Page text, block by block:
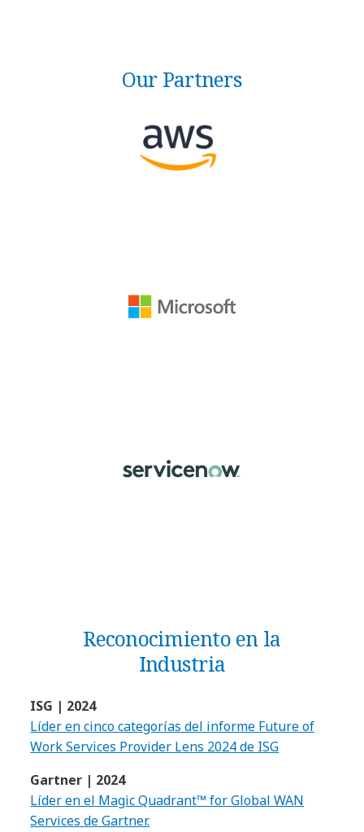
Our Partners
Reconocimiento en la
Industria
ISG | 2024
Líder en cinco categorías del informe Future of
Work Services Provider Lens 2024 de ISG
Gartner | 2024
Líder en el Magic Quadrant™ for Global WAN
Services de Gartner.